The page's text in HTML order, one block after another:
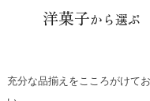
洋菓子から選ぶ
充分な品揃えをこころがけて